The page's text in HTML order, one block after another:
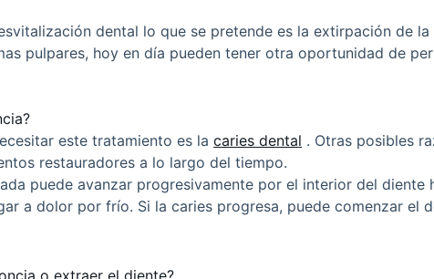
dental lo que se pretende es la extirpación de
pulpares, hoy en día pueden tener otra oportunidad de
este tratamiento es la caries dental . Otras posibles
restauradores a lo largo del tiempo.
puede avanzar progresivamente por el interior del
a dolor por frío. Si la caries progresa, puede comenzar
o extraer el diente?